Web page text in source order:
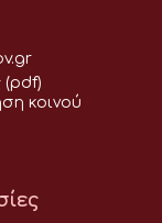
(pdf)
κοινού